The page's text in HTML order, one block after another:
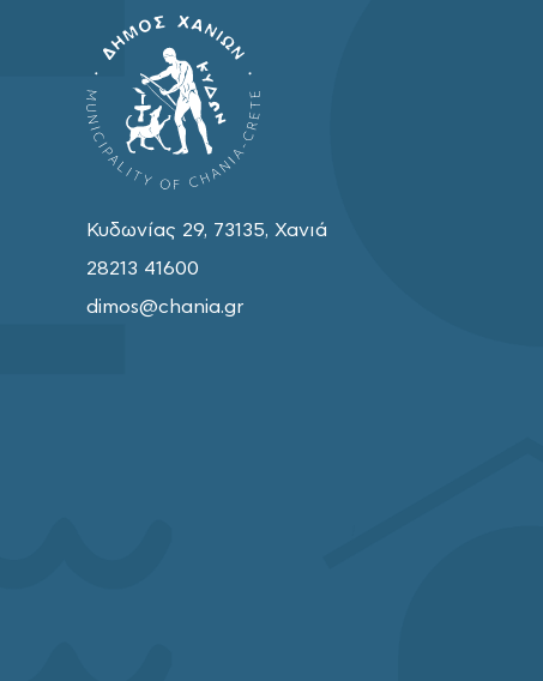
Κυδωνίας 29, 73135, Χανιά
28213 41600
dimos@chania.gr